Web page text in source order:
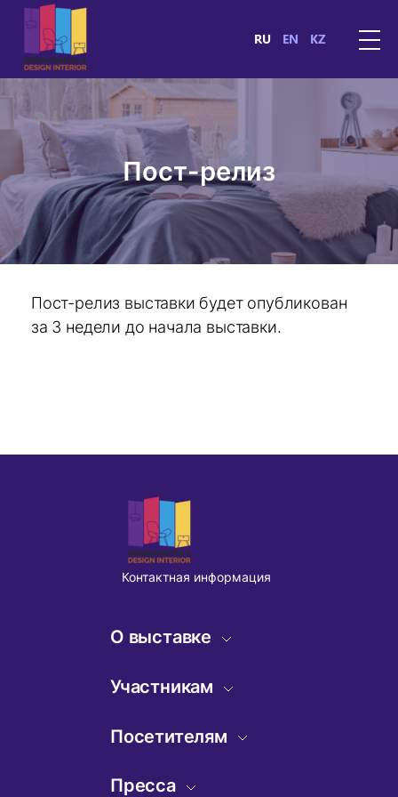
RU EN KZ
Пост-релиз
Пост-релиз выставки будет опубликован
за 3 недели до начала выставки.
Контактная информация
О выставке
Информация о
выставке
Разделы выставки
Место проведения
Участникам
Запрос на участие
выставке
Посетителям
Онлайн
Пресса